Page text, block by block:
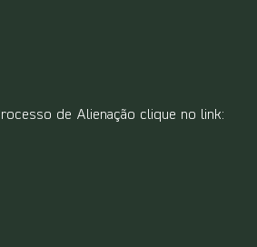
de Alienação clique no link: